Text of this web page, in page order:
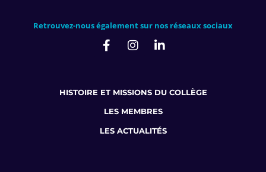
Retrouvez-nous également sur nos réseaux sociaux
HISTOIRE ET MISSIONS DU COLLÈGE
LES MEMBRES
LES ACTUALITÉS